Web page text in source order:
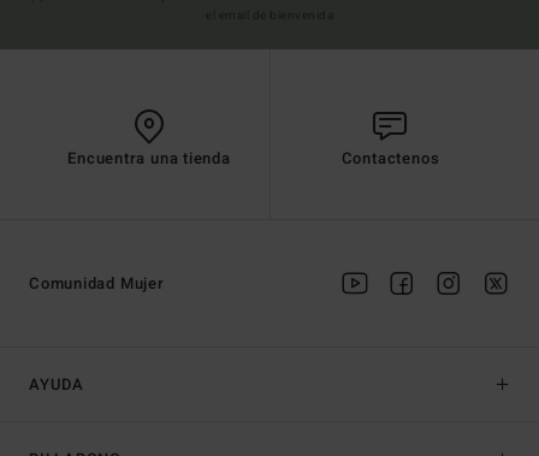
Encuentra una tienda Contactenos
AYUDA
Comunidad Mujer